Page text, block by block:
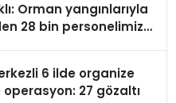
Orman yangınlarıyla
28 bin personelimiz
6 ilde organize
27 gözaltı